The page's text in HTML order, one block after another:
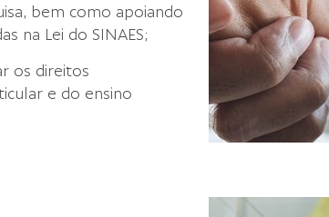
bem como apoiando
na Lei do SINAES;
os direitos
e do ensino